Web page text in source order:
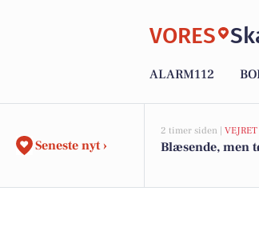
VORES
ALARM112
Seneste nyt ›
2 timer siden | VEJRET
Blæsende, men